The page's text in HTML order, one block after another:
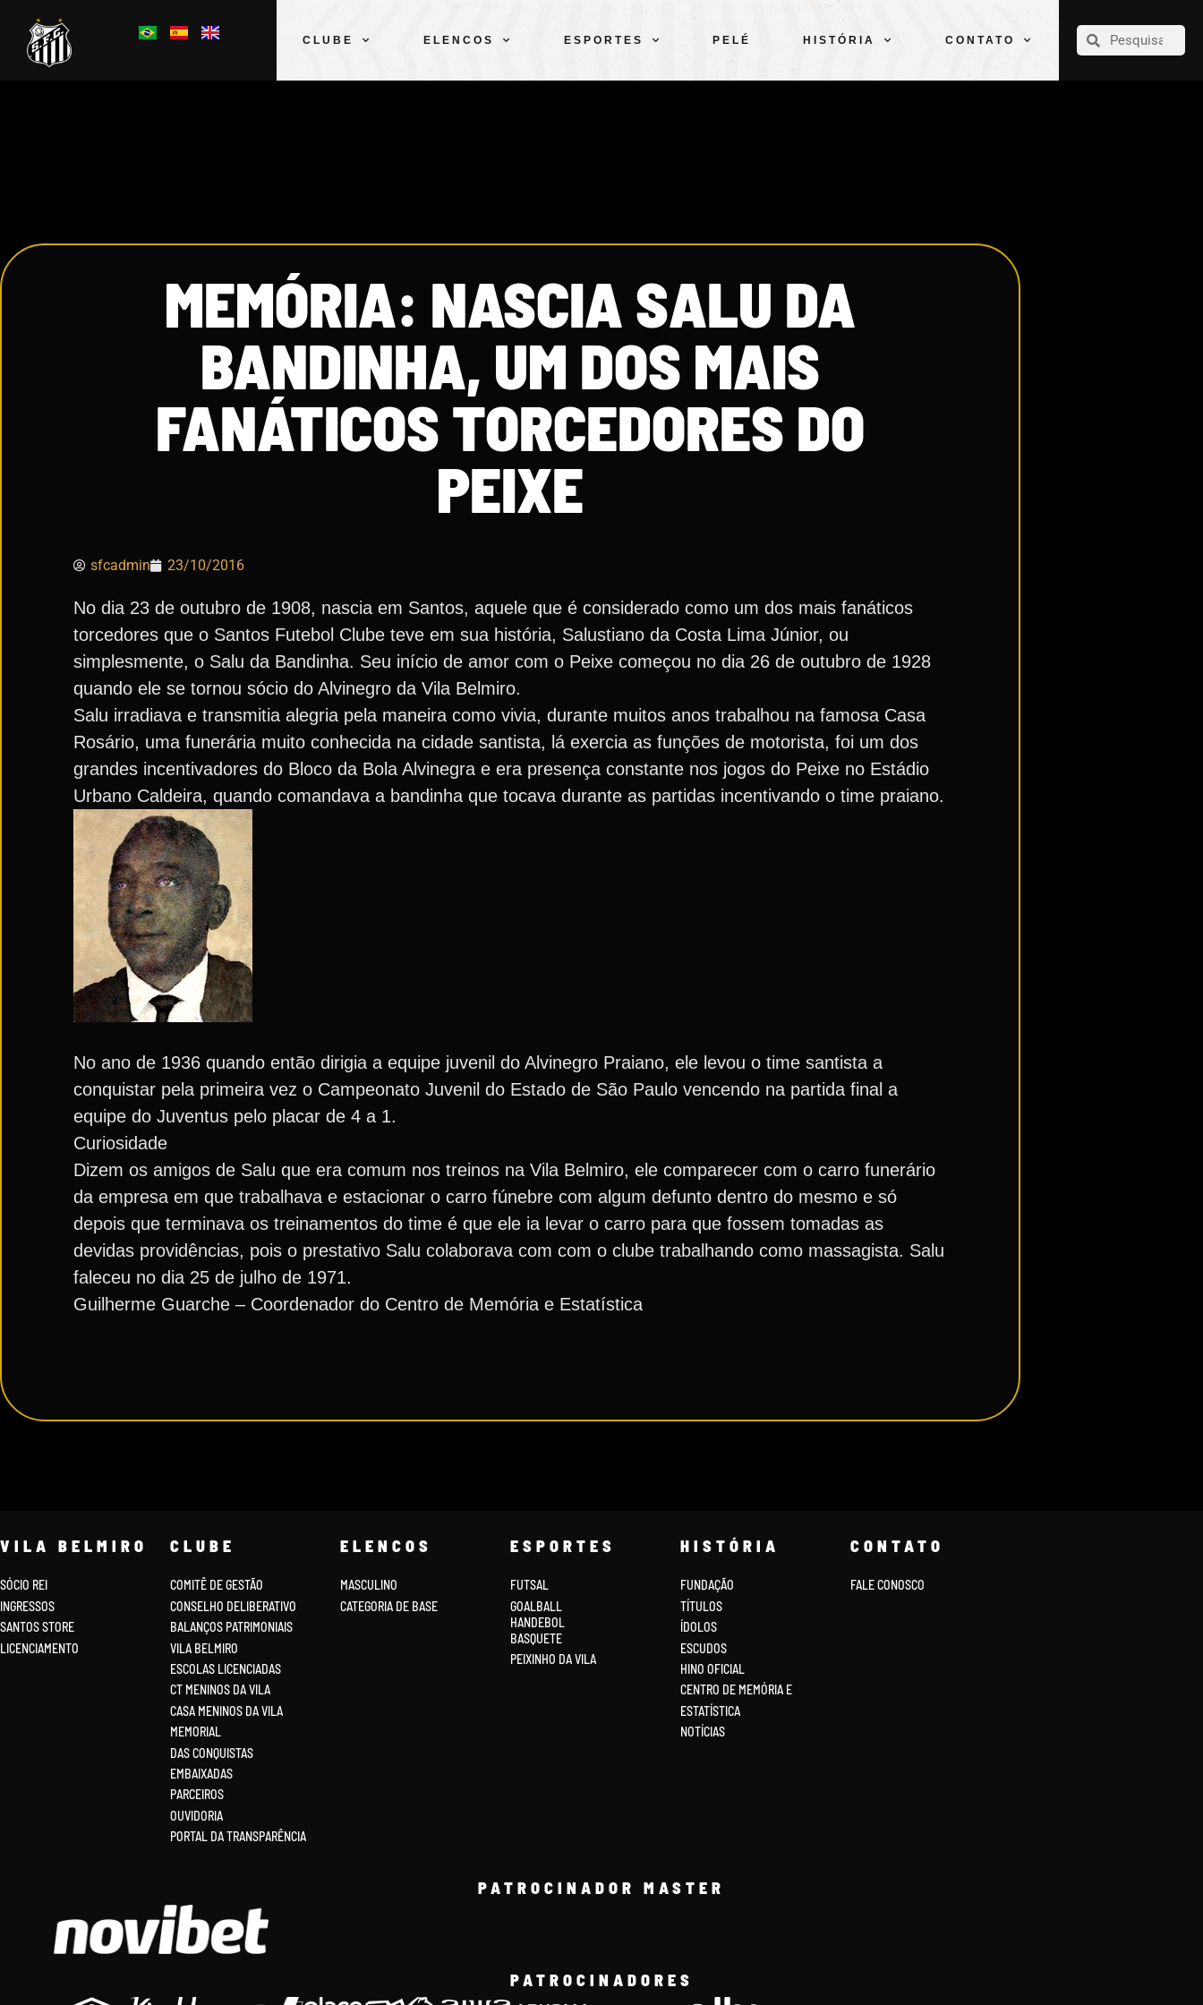
CLUBE ELENCOS ESPORTES PELÉ HISTÓRIA CONTATO
CLUBE
MEMÓRIA: NASCIA SALU DA
BANDINHA, UM DOS MAIS
FANÁTICOS TORCEDORES DO
PEIXE
sfcadmin 23/10/2016
No dia 23 de outubro de 1908, nascia em Santos, aquele que é considerado como um dos mais fanáticos
torcedores que o Santos Futebol Clube teve em sua história, Salustiano da Costa Lima Júnior, ou
simplesmente, o Salu da Bandinha. Seu início de amor com o Peixe começou no dia 26 de outubro de 1928
quando ele se tornou sócio do Alvinegro da Vila Belmiro.
Salu irradiava e transmitia alegria pela maneira como vivia, durante muitos anos trabalhou na famosa Casa
Rosário, uma funerária muito conhecida na cidade santista, lá exercia as funções de motorista, foi um dos
grandes incentivadores do Bloco da Bola Alvinegra e era presença constante nos jogos do Peixe no Estádio
Urbano Caldeira, quando comandava a bandinha que tocava durante as partidas incentivando o time praiano.
No ano de 1936 quando então dirigia a equipe juvenil do Alvinegro Praiano, ele levou o time santista a
conquistar pela primeira vez o Campeonato Juvenil do Estado de São Paulo vencendo na partida final a
equipe do Juventus pelo placar de 4 a 1.
Curiosidade
Dizem os amigos de Salu que era comum nos treinos na Vila Belmiro, ele comparecer com o carro funerário
da empresa em que trabalhava e estacionar o carro fúnebre com algum defunto dentro do mesmo e só
depois que terminava os treinamentos do time é que ele ia levar o carro para que fossem tomadas as
devidas providências, pois o prestativo Salu colaborava com com o clube trabalhando como massagista. Salu
faleceu no dia 25 de julho de 1971.
Guilherme Guarche – Coordenador do Centro de Memória e Estatística
VILA BELMIRO
SÓCIO REI
INGRESSOS
SANTOS STORE
LICENCIAMENTO
CLUBE
COMITÊ DE GESTÃO
CONSELHO DELIBERATIVO
BALANÇOS PATRIMONIAIS
VILA BELMIRO
ESCOLAS LICENCIADAS
CT MENINOS DA VILA
CASA MENINOS DA VILA
MEMORIAL
DAS CONQUISTAS
EMBAIXADAS
PARCEIROS
OUVIDORIA
PORTAL DA TRANSPARÊNCIA
ELENCOS
MASCULINO
CATEGORIA DE BASE
ESPORTES
FUTSAL
GOALBALL
HANDEBOL
BASQUETE
PEIXINHO DA VILA
HISTÓRIA
FUNDAÇÃO
TÍTULOS
ÍDOLOS
ESCUDOS
HINO OFICIAL
CENTRO DE MEMÓRIA E
ESTATÍSTICA
NOTÍCIAS
CONTATO
FALE CONOSCO
PATROCINADOR MASTER
PATROCINADORES